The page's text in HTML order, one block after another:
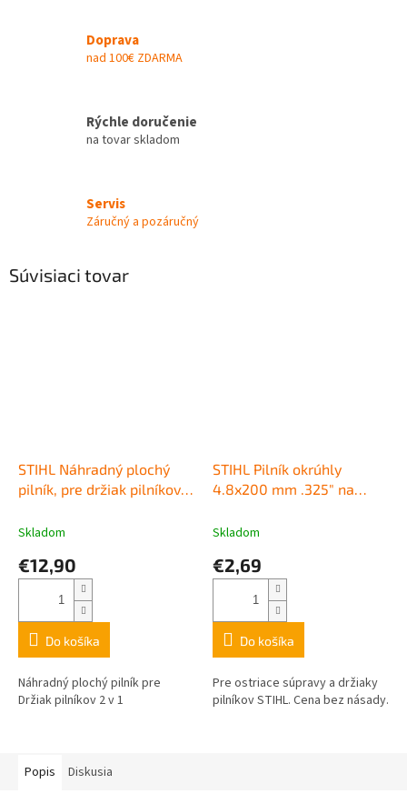
Doprava
nad 100€ ZDARMA
Rýchle doručenie
na tovar skladom
Servis
Záručný a pozáručný
Súvisiaci tovar
STIHL Náhradný plochý
pilník, pre držiak pilníkov 2
Skladom
€12,90
Do košíka
Náhradný plochý pilník pre
Držiak pilníkov 2 v 1
STIHL Pilník okrúhly
4.8x200 mm .325" na
Skladom
€2,69
Do košíka
Pre ostriace súpravy a držiaky
pilníkov STIHL. Cena bez násady.
Popis Diskusia